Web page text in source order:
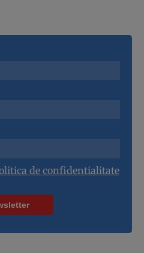
de confidentialitate